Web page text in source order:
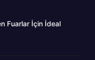
Fuarlar İçin İdeal